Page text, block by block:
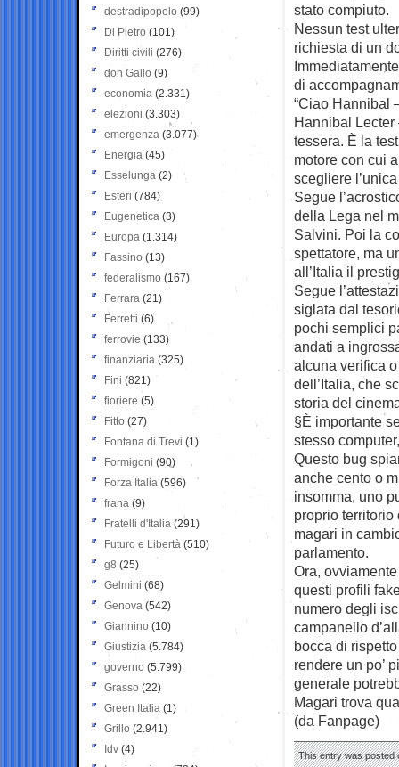
stato compiuto.
Nessun test
richiesta di un
di
“Ciao Hannibal
Hannibal
tessera. È la
motore con cui
scegliere
Segue
della Lega nel
Salvini. Poi la
spettatore, ma
all’Italia il
Segue
siglata dal
pochi semplici
andati a
alcuna verifica
dell’Italia, che
storia del
§È importante
stesso
Questo bug
anche cento o
insomma, uno
proprio territorio
magari in
parlamento.
Ora,
questi profili
numero degli
campanello
bocca di
rendere un po’
generale
Magari trova
(da Fanpage)
This entry was posted
destradipopolo (99)
Di Pietro (101)
Diritti civili (276)
don Gallo (9)
economia (2.331)
elezioni (3.303)
emergenza (3.077)
Energia (45)
Esselunga (2)
Esteri (784)
Eugenetica (3)
Europa (1.314)
Fassino (13)
federalismo (167)
Ferrara (21)
Ferretti (6)
ferrovie (133)
finanziaria (325)
Fini (821)
fioriere (5)
Fitto (27)
Fontana di Trevi (1)
Formigoni (90)
Forza Italia (596)
frana (9)
Fratelli d'Italia (291)
Futuro e Libertà (510)
g8 (25)
Gelmini (68)
Genova (542)
Giannino (10)
Giustizia (5.784)
governo (5.799)
Grasso (22)
Green Italia (1)
Grillo (2.941)
Idv (4)